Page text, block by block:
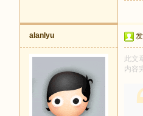
alanlyu
此文
内容